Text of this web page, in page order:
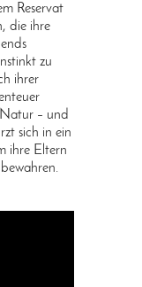
Reservat
die ihre
zu
ihrer
– und
sich in ein
ihre Eltern